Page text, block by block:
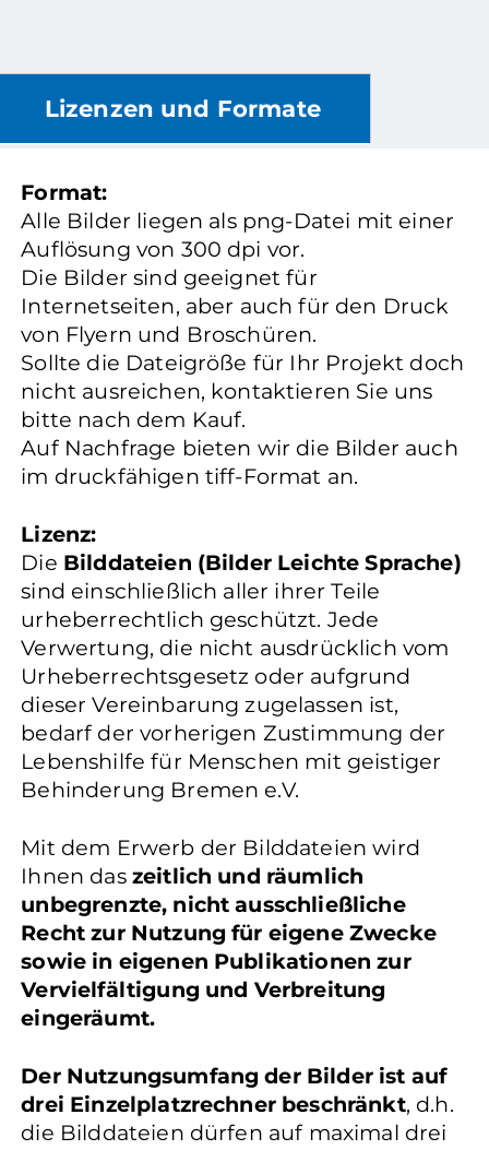
Lizenzen und Formate
Format:
Alle Bilder liegen als png-Datei mit einer
Auflösung von 300 dpi vor.
Die Bilder sind geeignet für
Internetseiten, aber auch für den Druck
von Flyern und Broschüren.
Sollte die Dateigröße für Ihr Projekt doch
nicht ausreichen, kontaktieren Sie uns
bitte nach dem Kauf.
Auf Nachfrage bieten wir die Bilder auch
im druckfähigen tiff-Format an.
Lizenz:
Die Bilddateien (Bilder Leichte Sprache)
sind einschließlich aller ihrer Teile
urheberrechtlich geschützt. Jede
Verwertung, die nicht ausdrücklich vom
Urheberrechtsgesetz oder aufgrund
dieser Vereinbarung zugelassen ist,
bedarf der vorherigen Zustimmung der
Lebenshilfe für Menschen mit geistiger
Behinderung Bremen e.V.
Mit dem Erwerb der Bilddateien wird
Ihnen das zeitlich und räumlich
unbegrenzte, nicht ausschließliche
Recht zur Nutzung für eigene Zwecke
sowie in eigenen Publikationen zur
Vervielfältigung und Verbreitung
eingeräumt.
Der Nutzungsumfang der Bilder ist auf
drei Einzelplatzrechner beschränkt, d.h.
die Bilddateien dürfen auf maximal drei